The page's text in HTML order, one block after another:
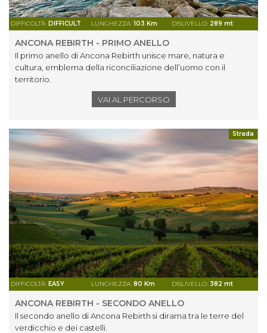
DIFFICOLTÀ: DIFFICULT LUNGHEZZA: 103 Km DISLIVELLO: 289 mt
ANCONA REBIRTH - PRIMO ANELLO
Il primo anello di Ancona Rebirth unisce mare, natura e
cultura, emblema della riconciliazione dell’uomo con il
territorio.
VAI AL PERCORSO
Strada
DIFFICOLTÀ: EASY LUNGHEZZA: 80 Km DISLIVELLO: 382 mt
ANCONA REBIRTH - SECONDO ANELLO
Il secondo anello di Ancona Rebirth si dirama tra le terre del
verdicchio e dei castelli.